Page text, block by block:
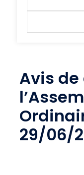
Avis
29/06/